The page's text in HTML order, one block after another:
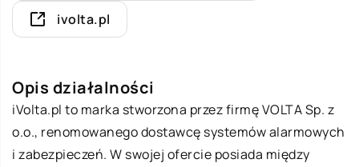
ivolta.pl
Opis działalności
iVolta.pl to marka stworzona przez firmę VOLTA Sp. z
o.o., renomowanego dostawcę systemów alarmowych
i zabezpieczeń. W swojej ofercie posiada między